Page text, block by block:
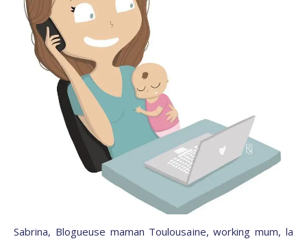
Sabrina, Blogueuse maman Toulousaine, working mum, la